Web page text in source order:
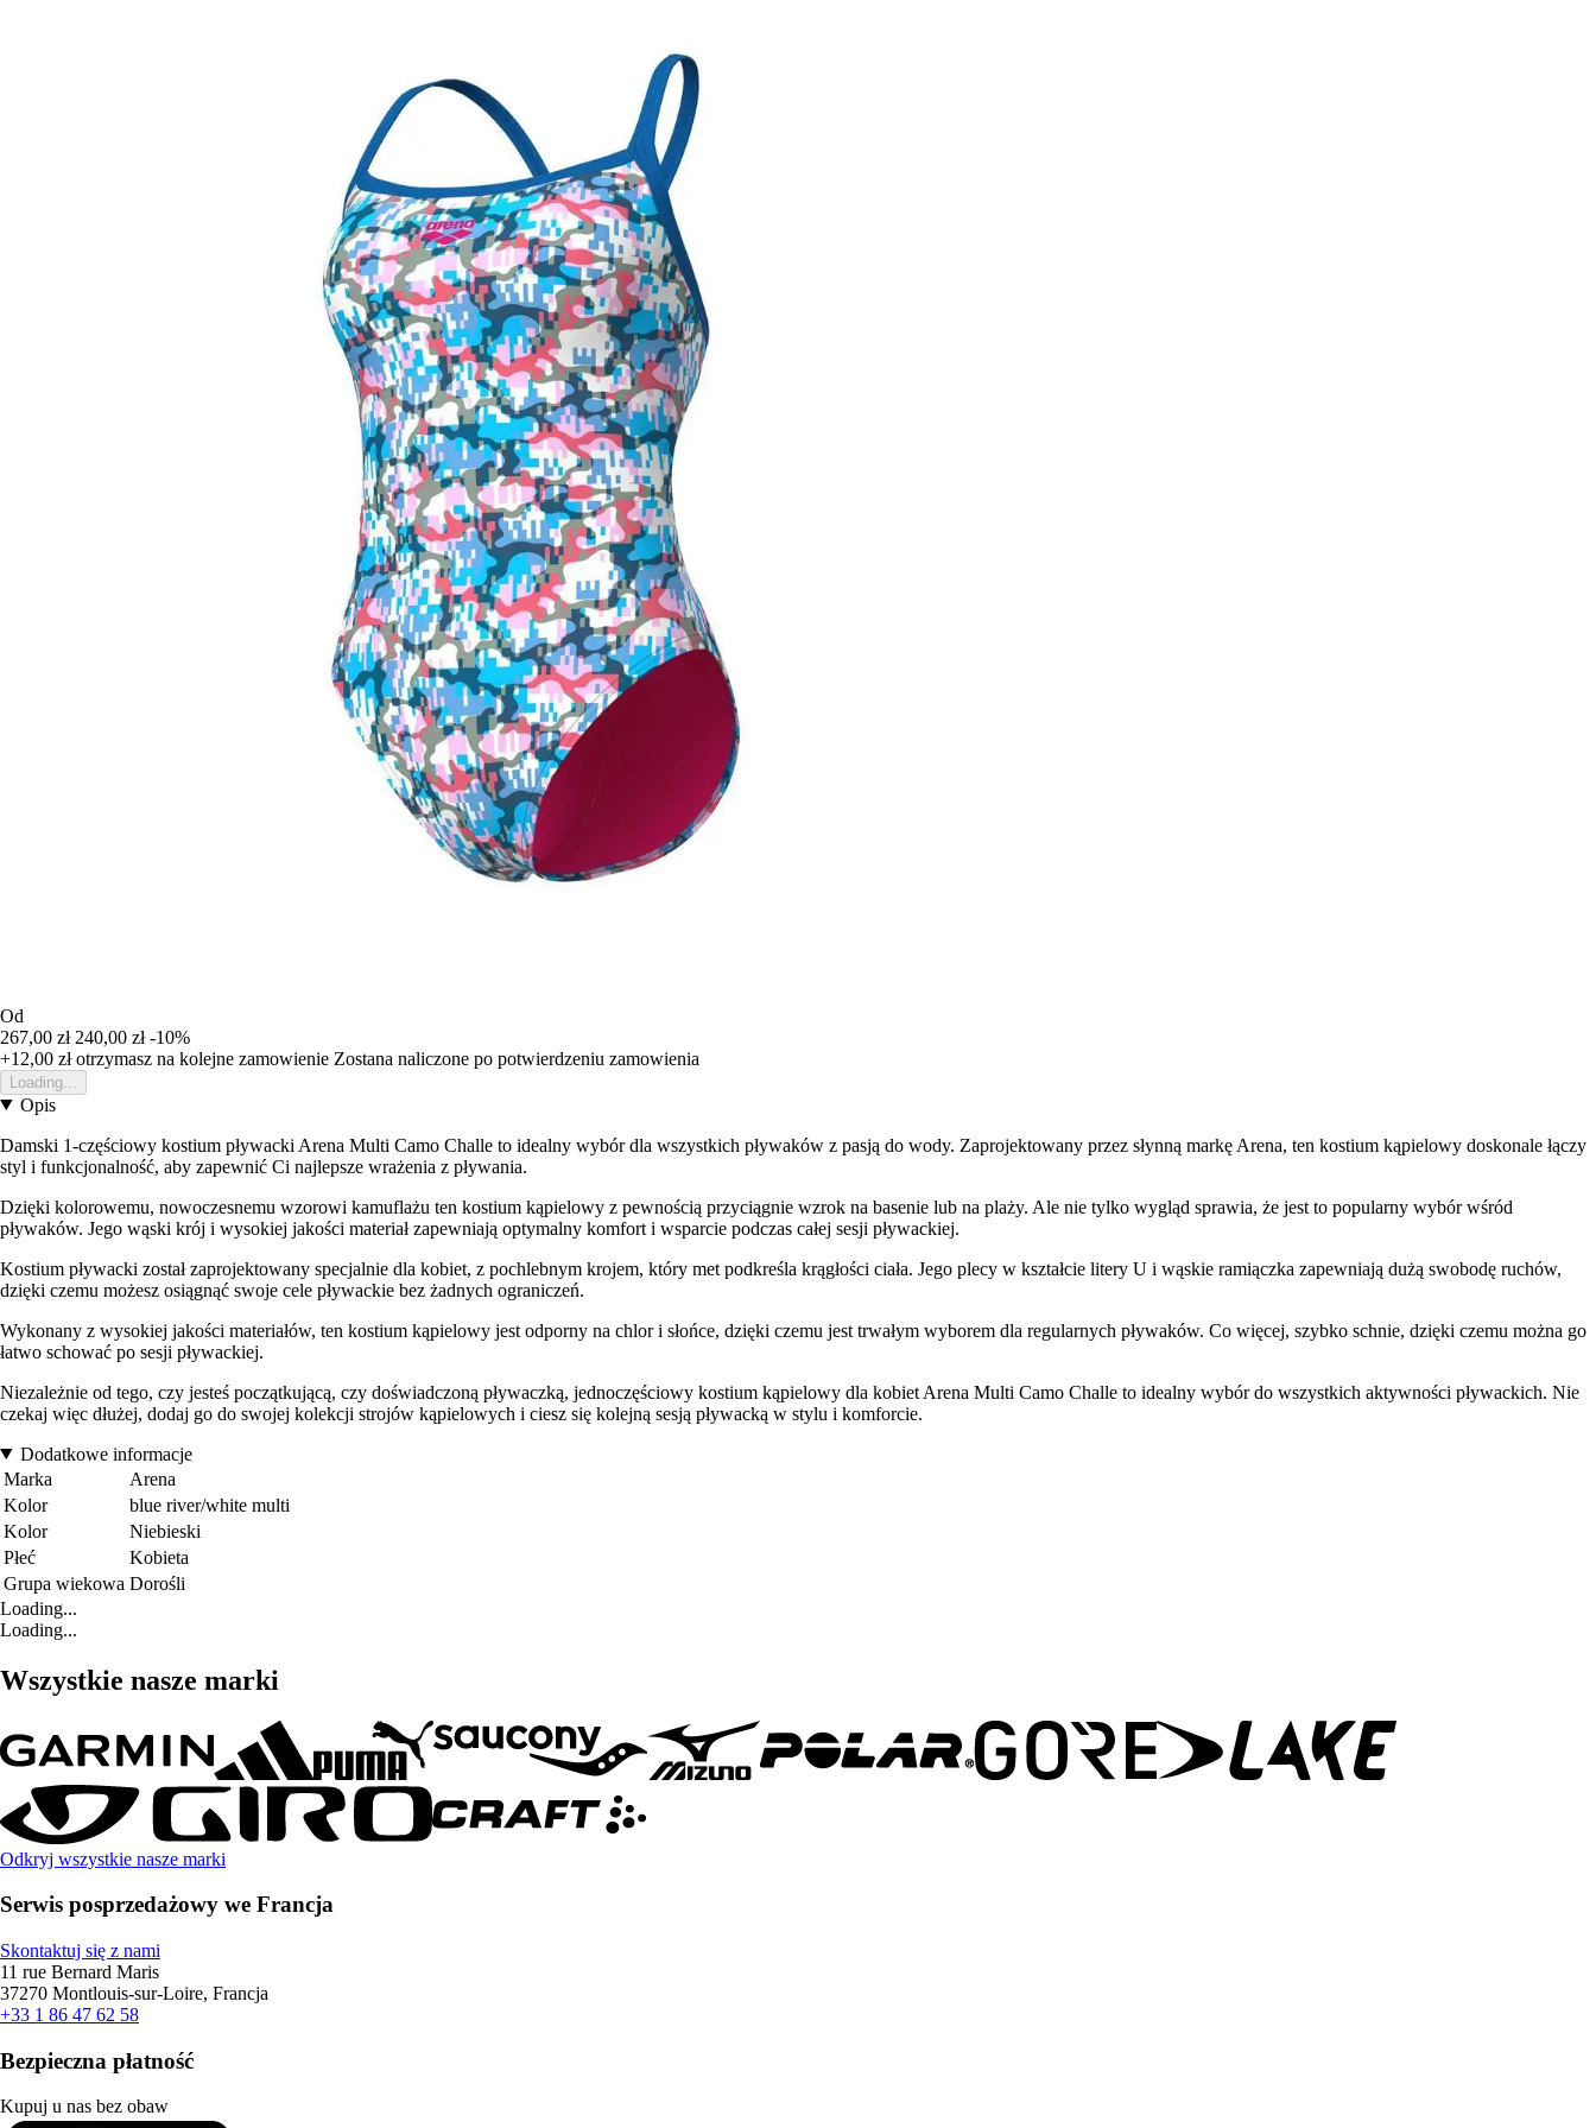
Od
267,00 zł 240,00 zł -10%
+12,00 złotrzymasz na kolejne zamowienie Zostana naliczone po potwierdzeniu zamowienia
Loading...
Opis
Damski 1-częściowy kostium pływacki Arena Multi Camo Challe to idealny wybór dla wszystkich pływaków z pasją do wody. Zaprojektowany przez słynną markę Arena, ten kostium kąpielowy doskonale łączy
styl i funkcjonalność, aby zapewnić Ci najlepsze wrażenia z pływania.
Dzięki kolorowemu, nowoczesnemu wzorowi kamuflażu ten kostium kąpielowy z pewnością przyciągnie wzrok na basenie lub na plaży. Ale nie tylko wygląd sprawia, że jest to popularny wybór wśród
pływaków. Jego wąski krój i wysokiej jakości materiał zapewniają optymalny komfort i wsparcie podczas całej sesji pływackiej.
Kostium pływacki został zaprojektowany specjalnie dla kobiet, z pochlebnym krojem, który met podkreśla krągłości ciała. Jego plecy w kształcie litery U i wąskie ramiączka zapewniają dużą swobodę ruchów,
dzięki czemu możesz osiągnąć swoje cele pływackie bez żadnych ograniczeń.
Wykonany z wysokiej jakości materiałów, ten kostium kąpielowy jest odporny na chlor i słońce, dzięki czemu jest trwałym wyborem dla regularnych pływaków. Co więcej, szybko schnie, dzięki czemu można go
łatwo schować po sesji pływackiej.
Niezależnie od tego, czy jesteś początkującą, czy doświadczoną pływaczką, jednoczęściowy kostium kąpielowy dla kobiet Arena Multi Camo Challe to idealny wybór do wszystkich aktywności pływackich. Nie
czekaj więc dłużej, dodaj go do swojej kolekcji strojów kąpielowych i ciesz się kolejną sesją pływacką w stylu i komforcie.
Dodatkowe informacje
Marka
Arena
Kolor
blue river/white multi
Kolor
Niebieski
Płeć
Kobieta
Grupa wiekowa Dorośli
Loading...
Loading...
Wszystkie nasze marki
Odkryj wszystkie nasze marki
Serwis posprzedażowy we Francja
Skontaktuj się z nami
11 rue Bernard Maris
37270 Montlouis-sur-Loire, Francja
+33 1 86 47 62 58
Bezpieczna płatność
Kupuj u nas bez obaw